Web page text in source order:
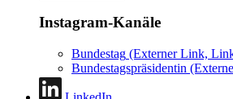
Instagram-Kanäle
Bundestag (Externer Link,
Bundestagspräsidentin